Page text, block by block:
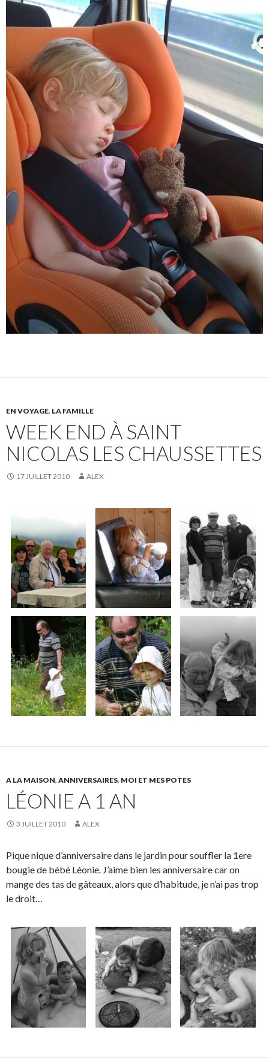
EN VOYAGE, LA FAMILLE
WEEK END À SAINT
NICOLAS LES CHAUSSETTES
17 JUILLET 2010 ALEX
A LA MAISON, ANNIVERSAIRES, MOI ET MES POTES
LÉONIE A 1 AN
3 JUILLET 2010 ALEX
Pique nique d’anniversaire dans le jardin pour souffler la 1ere
bougie de bébé Léonie. J’aime bien les anniversaire car on
mange des tas de gâteaux, alors que d’habitude, je n’ai pas trop
le droit…